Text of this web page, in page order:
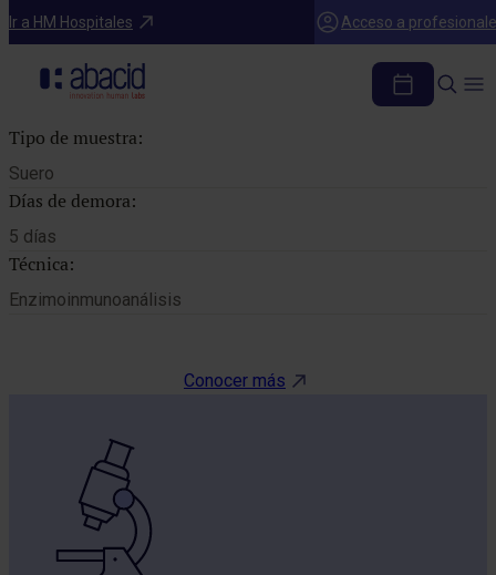
Ir a HM Hospitales Acceso a
Catálogo de pruebas
AC. IGG ANTI HERPES SIMPLE II
Tipo de muestra:
Suero
Días de demora:
5 días
Técnica:
Enzimoinmunoanálisis
Conocer más